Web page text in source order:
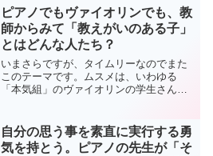
んが。クレーメルさん、小さい時は厳し
く練習時間を管理されてい...
ピアノでもヴァイオリンでも、教
師からみて「教えがいのある子」
とはどんな人たち？
いまさらですが、タイムリーなのでまた
このテーマです。ムスメは、いわゆる
「本気組」のヴァイオリンの学生さんを
て頑張っています。指導法は、まあ、学
生さんのレベルにより違うと...
自分の思う事を素直に実行する勇
気を持とう。ピアノの先生が「そ